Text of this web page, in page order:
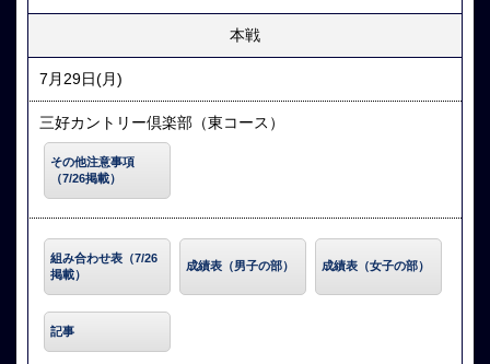
本戦
7月29日(月)
三好カントリー倶楽部（東コース）
その他注意事項
（7/26掲載）
組み合わせ表（7/26
掲載）
成績表（男子の部） 成績表（女子の部）
記事